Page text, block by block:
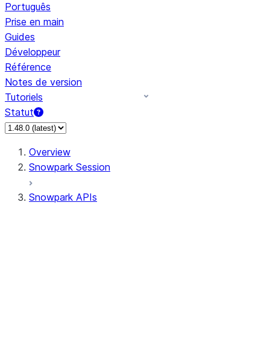
Português
Prise en main
Guides
Développeur
Référence
Notes de version
Tutoriels
Statut
Overview
Snowpark Session
Snowpark APIs